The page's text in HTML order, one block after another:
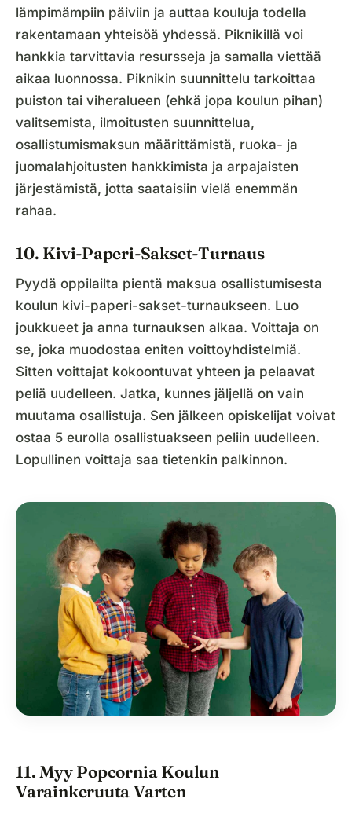
lämpimämpiin päiviin ja auttaa kouluja todella
rakentamaan yhteisöä yhdessä. Piknikillä voi
hankkia tarvittavia resursseja ja samalla viettää
aikaa luonnossa. Piknikin suunnittelu tarkoittaa
puiston tai viheralueen (ehkä jopa koulun pihan)
valitsemista, ilmoitusten suunnittelua,
osallistumismaksun määrittämistä, ruoka- ja
juomalahjoitusten hankkimista ja arpajaisten
järjestämistä, jotta saataisiin vielä enemmän
rahaa.
10. Kivi-Paperi-Sakset-Turnaus
Pyydä oppilailta pientä maksua osallistumisesta
koulun kivi-paperi-sakset-turnaukseen. Luo
joukkueet ja anna turnauksen alkaa. Voittaja on
se, joka muodostaa eniten voittoyhdistelmiä.
Sitten voittajat kokoontuvat yhteen ja pelaavat
peliä uudelleen. Jatka, kunnes jäljellä on vain
muutama osallistuja. Sen jälkeen opiskelijat voivat
ostaa 5 eurolla osallistuakseen peliin uudelleen.
Lopullinen voittaja saa tietenkin palkinnon.
11. Myy Popcornia Koulun
Varainkeruuta Varten